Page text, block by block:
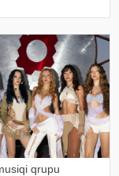
ci ildə yarışmay
qrupu